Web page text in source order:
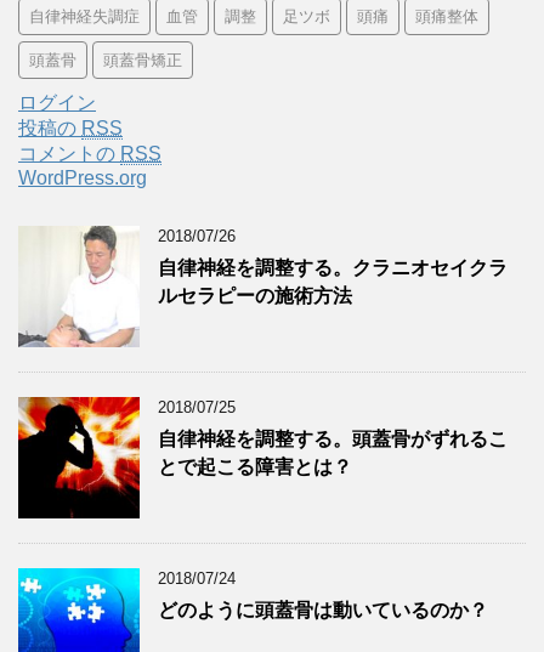
自律神経失調症 血管 調整 足ツボ 頭痛 頭痛整体
頭蓋骨 頭蓋骨矯正
ログイン
投稿の RSS
コメントの RSS
WordPress.org
2018/07/26
自律神経を調整する。クラニオセイクラ
ルセラピーの施術方法
2018/07/25
自律神経を調整する。頭蓋骨がずれるこ
とで起こる障害とは？
2018/07/24
どのように頭蓋骨は動いているのか？